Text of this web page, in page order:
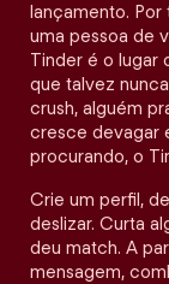
lançamento.
uma pessoa de
Tinder é o lugar
que talvez
crush, alguém
cresce devagar
procurando, o
Crie um perfil,
deslizar. Curta
deu match. A
mensagem,